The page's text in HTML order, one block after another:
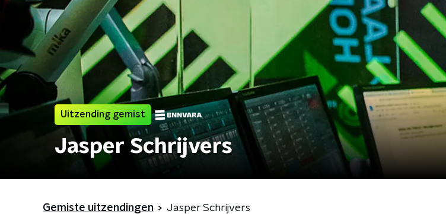
Uitzending gemist
Jasper Schrijvers
Gemiste uitzendingen Jasper Schrijvers